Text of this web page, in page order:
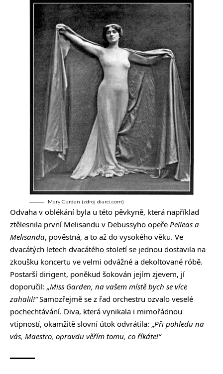
Mary Garden (zdroj diarci.com)
Odvaha v oblékání byla u této pěvkyně, která například
ztělesnila první Melisandu v Debussyho opeře Pelleas a
Melisanda, pověstná, a to až do vysokého věku. Ve
dvacátých letech dvacátého století se jednou dostavila na
zkoušku koncertu ve velmi odvážné a dekoltované róbě.
Postarší dirigent, poněkud šokován jejím zjevem, jí
doporučil: „Miss Garden, na vašem místě bych se více
zahalil!“Samozřejmě se z řad orchestru ozvalo veselé
pochechtávání. Diva, která vynikala i mimořádnou
vtipností, okamžitě slovní útok odvrátila: „Při pohledu na
vás, Maestro, opravdu věřím tomu, co říkáte!“